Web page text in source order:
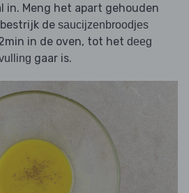
in. Meng het apart gehouden
de saucijzenbroodjes
in de oven, tot het deeg
gaar is.